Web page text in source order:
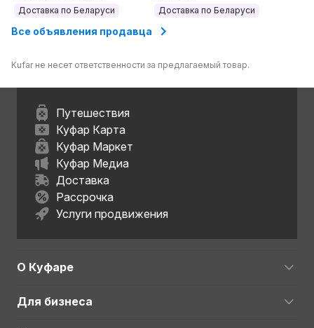
Доставка по Беларуси
ЛЮБОЙ РАЗМЕР.
Доставка по Беларуси
Все объявления продавца
Kufar не несет ответственности за предлагаемый товар.
Путешествия
Куфар Карта
Куфар Маркет
Куфар Медиа
Доставка
Рассрочка
Услуги продвижения
О Куфаре
Для бизнеса